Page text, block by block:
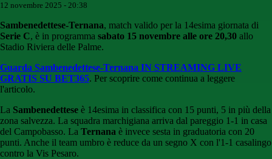
12 novembre 2025 - 20:38
Sambenedettese-Ternana, match valido per la 14esima giornata di
Serie C, è in programma sabato 15 novembre alle ore 20,30 allo
Stadio Riviera delle Palme.
Guarda Sambenedettese-Ternana IN STREAMING LIVE
GRATIS SU BET365. Per scoprire come continua a leggere
l'articolo.
La Sambenedettese è 14esima in classifica con 15 punti, 5 in più della
zona salvezza. La squadra marchigiana arriva dal pareggio 1-1 in casa
del Campobasso. La Ternana è invece sesta in graduatoria con 20
punti. Anche il team umbro è reduce da un segno X con l'1-1 casalingo
contro la Vis Pesaro.